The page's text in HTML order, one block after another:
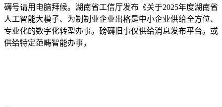
礴号请用电脑拜候。湖南省工信厅发布《关于2025年度湖南省
人工智能大模子、为制制业企业出格是中小企业供给全方位、
专业化的数字化转型办事。磅礴旧事仅供给消息发布平台。或
供给特定范畴智能办事，